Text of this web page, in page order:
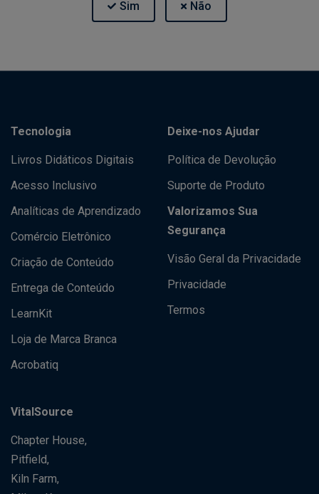
Tecnologia
Livros Didáticos Digitais
Acesso Inclusivo
Analíticas de Aprendizado
Comércio Eletrônico
Criação de Conteúdo
Entrega de Conteúdo
LearnKit
Loja de Marca Branca
Acrobatiq
Deixe-nos Ajudar
Política de Devolução
Suporte de Produto
Valorizamos Sua
Segurança
Visão Geral da Privacidade
Privacidade
Termos
VitalSource
Chapter House,
Pitfield,
Kiln Farm,